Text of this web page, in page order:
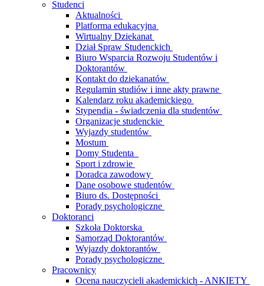
Studenci
Aktualności
Platforma edukacyjna
Wirtualny Dziekanat
Dział Spraw Studenckich
Biuro Wsparcia Rozwoju Studentów i
Doktorantów
Kontakt do dziekanatów
Regulamin studiów i inne akty prawne
Kalendarz roku akademickiego
Stypendia - świadczenia dla studentów
Organizacje studenckie
Wyjazdy studentów
Mostum
Domy Studenta
Sport i zdrowie
Doradca zawodowy
Dane osobowe studentów
Biuro ds. Dostępności
Porady psychologiczne
Doktoranci
Szkoła Doktorska
Samorząd Doktorantów
Wyjazdy doktorantów
Porady psychologiczne
Pracownicy
Ocena nauczycieli akademickich - ANKIETY